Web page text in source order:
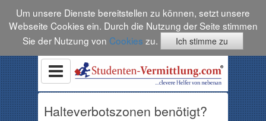
Um unsere Dienste bereitstellen zu können, setzt unsere
Webseite Cookies ein. Durch die Nutzung der Seite stimmen
Sie der Nutzung von Cookies zu. Ich stimme zu
Halteverbotszonen benötigt?